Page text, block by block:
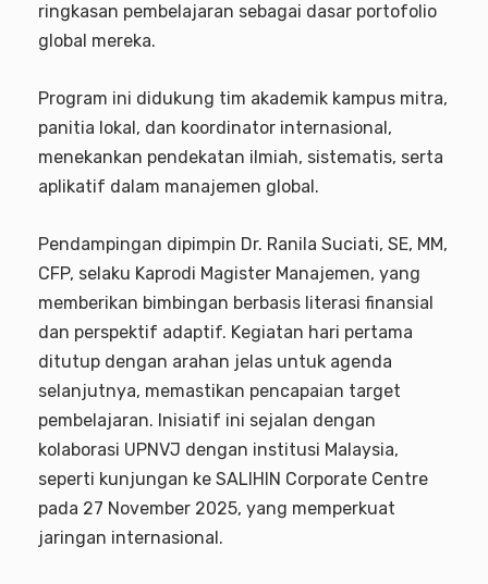
ringkasan pembelajaran sebagai dasar portofolio
global mereka.
Program ini didukung tim akademik kampus mitra,
panitia lokal, dan koordinator internasional,
menekankan pendekatan ilmiah, sistematis, serta
aplikatif dalam manajemen global.
Pendampingan dipimpin Dr. Ranila Suciati, SE, MM,
CFP, selaku Kaprodi Magister Manajemen, yang
memberikan bimbingan berbasis literasi finansial
dan perspektif adaptif. Kegiatan hari pertama
ditutup dengan arahan jelas untuk agenda
selanjutnya, memastikan pencapaian target
pembelajaran. Inisiatif ini sejalan dengan
kolaborasi UPNVJ dengan institusi Malaysia,
seperti kunjungan ke SALIHIN Corporate Centre
pada 27 November 2025, yang memperkuat
jaringan internasional.